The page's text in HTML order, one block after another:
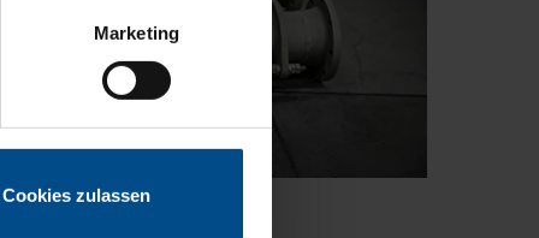
anbieten zu können
diese Informationen
Marketing
Cookies zulassen